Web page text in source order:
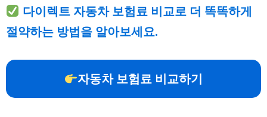
다이렉트 자동차 보험료 비교로 더 똑똑하게
절약하는 방법을 알아보세요.
자동차 보험료 비교하기